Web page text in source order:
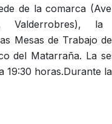
de la comarca
Valderrobres),
Mesas de Trabajo
del Matarraña. La
19:30 horas.Durante